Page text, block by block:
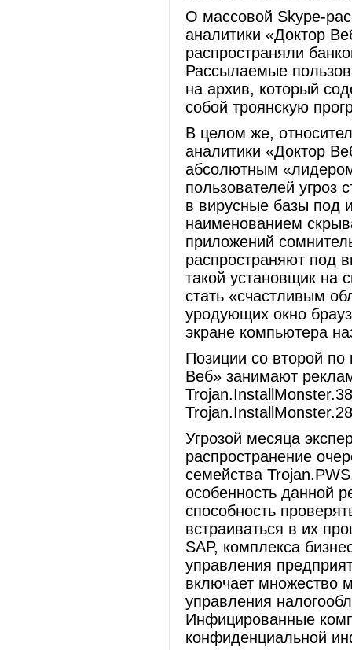
О массовой Skype-
аналитики «Доктор
распространяли
Рассылаемые
на архив, который
собой троянскую
В целом же,
аналитики «Доктор
абсолютным
пользователей угроз
в вирусные базы под
наименованием
приложений
распространяют под
такой установщик на
стать «счастливым
уродующих окно
экране компьютера
Позиции со второй по
Веб» занимают
Угрозой месяца
распространение
семейства
особенность данной
способность
встраиваться в их
SAP, комплекса
управления
включает множество
управления
Инфицированные
конфиденциальной